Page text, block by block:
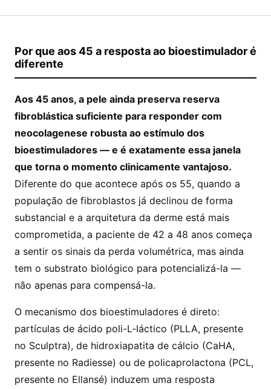
Por que aos 45 a resposta ao bioestimulador é
diferente
Aos 45 anos, a pele ainda preserva reserva
fibroblástica suficiente para responder com
neocolagenese robusta ao estímulo dos
bioestimuladores — e é exatamente essa janela
que torna o momento clinicamente vantajoso.
Diferente do que acontece após os 55, quando a
população de fibroblastos já declinou de forma
substancial e a arquitetura da derme está mais
comprometida, a paciente de 42 a 48 anos começa
a sentir os sinais da perda volumétrica, mas ainda
tem o substrato biológico para potencializá-la —
não apenas para compensá-la.
O mecanismo dos bioestimuladores é direto:
partículas de ácido poli-L-láctico (PLLA, presente
no Sculptra), de hidroxiapatita de cálcio (CaHA,
presente no Radiesse) ou de policaprolactona (PCL,
presente no Ellansé) induzem uma resposta